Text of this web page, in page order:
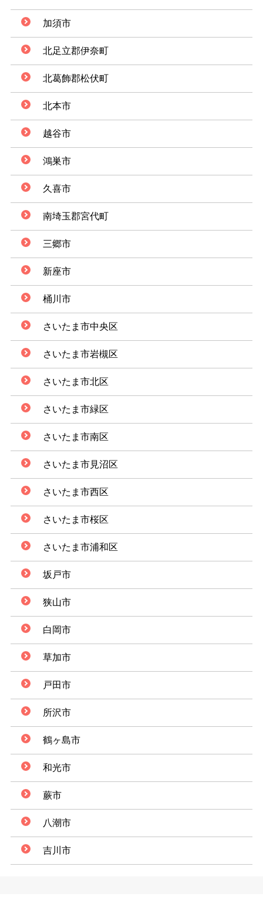
加須市
北足立郡伊奈町
北葛飾郡松伏町
北本市
越谷市
鴻巣市
久喜市
南埼玉郡宮代町
三郷市
新座市
桶川市
さいたま市中央区
さいたま市岩槻区
さいたま市北区
さいたま市緑区
さいたま市南区
さいたま市見沼区
さいたま市西区
さいたま市桜区
さいたま市浦和区
坂戸市
狭山市
白岡市
草加市
戸田市
所沢市
鶴ヶ島市
和光市
蕨市
八潮市
吉川市